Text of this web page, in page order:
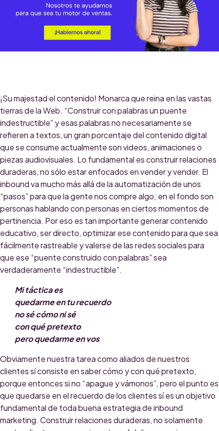
¡Su majestad el contenido! Monarca que reina en las vastas
tierras de la Web. “Construir con palabras un puente
indestructible” y esas palabras no necesariamente se
refieren a textos, un gran porcentaje del contenido digital
que se consume actualmente son videos, animaciones o
piezas audiovisuales. Lo fundamental es construir relaciones
duraderas, no sólo estar enfocados en vender y vender. El
inbound va mucho más allá de la automatización de unos
“pasos” para que la gente nos compre algo; en el fondo son
personas hablando con personas en ciertos momentos de
pertinencia. Por eso es tan importante generar contenido
educativo, ser directo, optimizar ese contenido para que sea
fácilmente rastreable y valerse de las redes sociales para
que ese “puente construido con palabras” sea
verdaderamente “indestructible”.
Mi táctica es
quedarme en tu recuerdo
no sé cómo ni sé
con qué pretexto
pero quedarme en vos
Obviamente nuestra tarea como aliados de nuestros
clientes sí consiste en saber cómo y con qué pretexto,
porque entonces si no “apague y vámonos”, pero el punto es
que quedarse en el recuerdo de los clientes sí es un objetivo
fundamental de toda buena estrategia de inbound
marketing. Construir relaciones duraderas, no solamente